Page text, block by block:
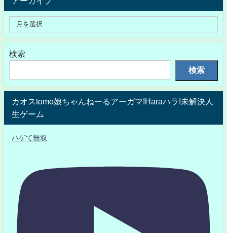
検索
検索
カオスtomo娘ちゃんねーるアーガマ!Haraハラ!未解決人
生ゲーム
ハゲて無双